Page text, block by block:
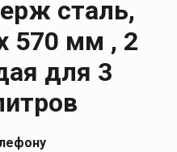
сталь,
570 мм , 2
для 3